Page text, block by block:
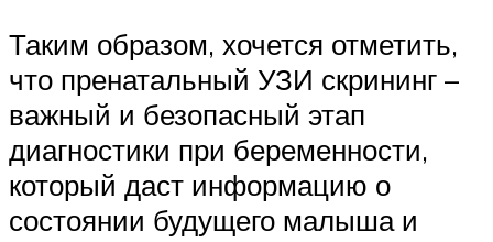
Таким образом, хочется отметить,
что пренатальный УЗИ скрининг –
важный и безопасный этап
диагностики при беременности,
который даст информацию о
состоянии будущего малыша и